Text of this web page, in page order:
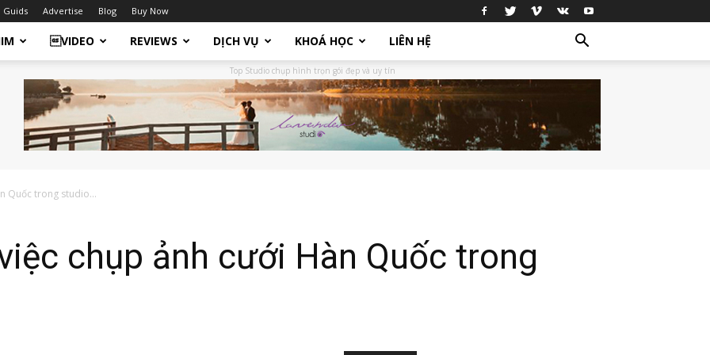
Guids Advertise Blog Buy Now
VIDEO REVIEWS DỊCH VỤ KHOÁ HỌC LIÊN HỆ
Top Studio chụp hình trọn gói đẹp và uy tín
Quốc trong studio...
chụp ảnh cưới Hàn Quốc trong